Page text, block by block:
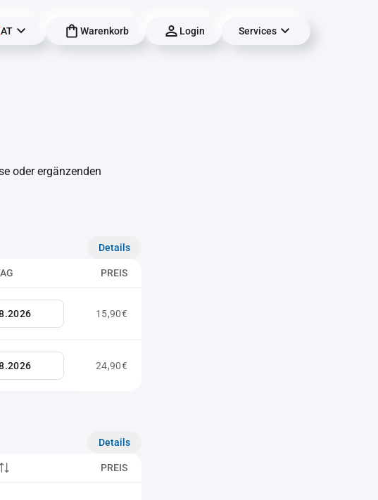
AT Warenkorb Login Services
oder ergänzenden
Details
PREIS
15,90€
24,90€
Details
PREIS